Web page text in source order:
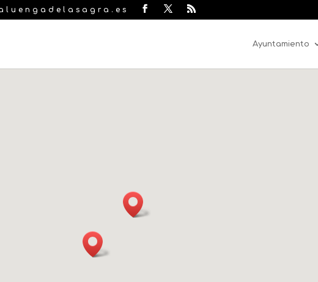
Ayuntamiento